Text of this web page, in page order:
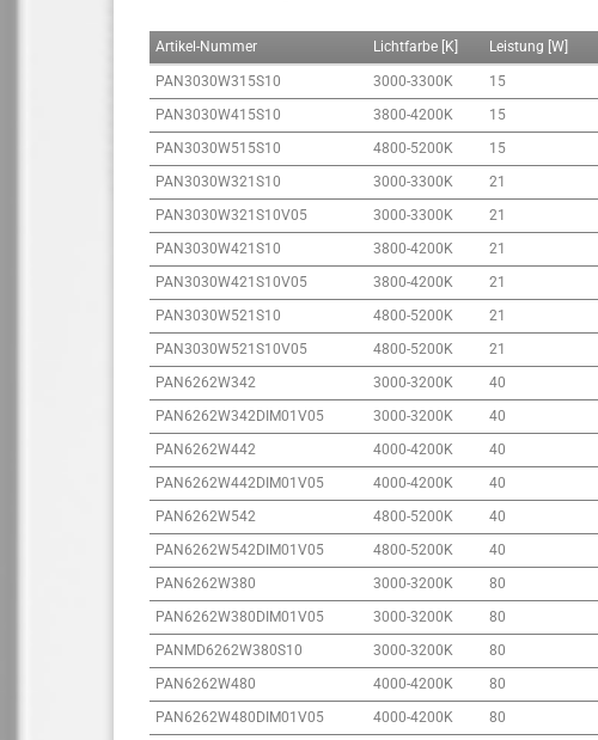
Artikel-Nummer Lichtfarbe [K] Leistung [W]
PAN3030W315S10 3000-3300K 15
PAN3030W415S10
3800-4200K 15
PAN3030W515S10
4800-5200K 15
PAN3030W321S10
3000-3300K 21
PAN3030W321S10V05
3000-3300K 21
PAN3030W421S10
3800-4200K 21
PAN3030W421S10V05
3800-4200K 21
PAN3030W521S10
4800-5200K 21
PAN3030W521S10V05
4800-5200K 21
PAN6262W342
3000-3200K 40
PAN6262W342DIM01V05
3000-3200K 40
PAN6262W442
4000-4200K 40
PAN6262W442DIM01V05
4000-4200K 40
PAN6262W542
4800-5200K 40
PAN6262W542DIM01V05
4800-5200K 40
PAN6262W380
3000-3200K 80
PAN6262W380DIM01V05
3000-3200K 80
PANMD6262W380S10
3000-3200K 80
PAN6262W480
4000-4200K 80
PAN6262W480DIM01V05
4000-4200K 80